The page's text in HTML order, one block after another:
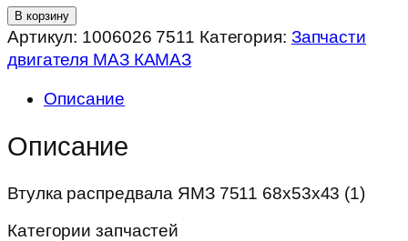
Количество
товара
Втулка
ЯМЗ
68х53х43
В корзину
Артикул: 1006026 7511 Категория: Запчасти
двигателя МАЗ КАМАЗ
Описание
Описание
Втулка распредвала ЯМЗ 7511 68х53х43 (1)
Категории запчастей